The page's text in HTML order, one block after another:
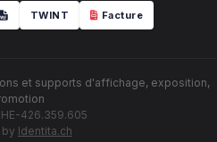
TWINT Facture
et supports d'affichage, exposition,
426.359.605
Identita.ch